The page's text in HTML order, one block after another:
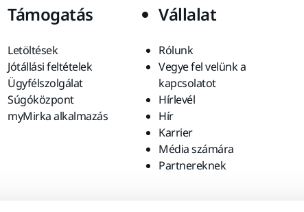
Támogatás
Letöltések
Jótállási feltételek
Ügyfélszolgálat
Súgóközpont
myMirka alkalmazás
Vállalat
Rólunk
Vegye fel velünk a
kapcsolatot
Hírlevél
Hír
Karrier
Média számára
Partnereknek